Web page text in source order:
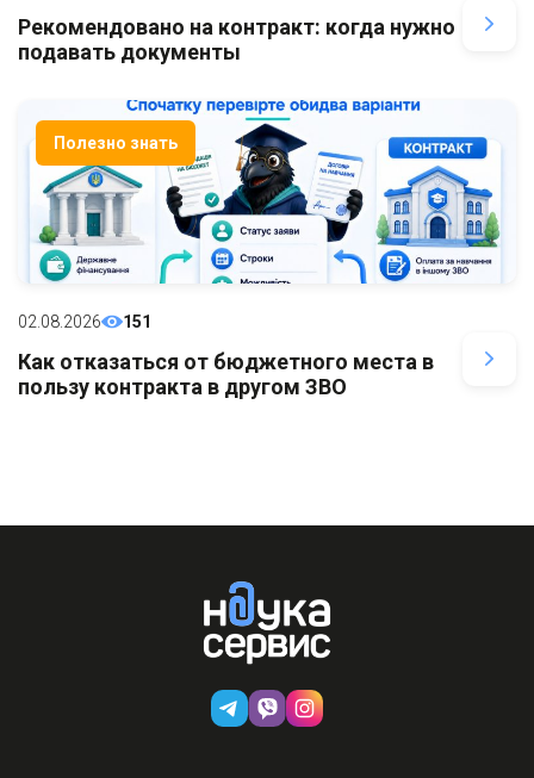
Рекомендовано на контракт: когда нужно
подавать документы
Полезно знать
02.08.2026 151
Как отказаться от бюджетного места в
пользу контракта в другом ЗВО